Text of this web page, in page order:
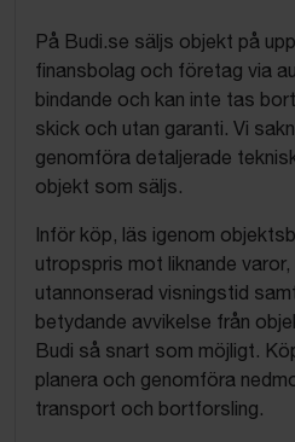
På Budi.se säljs objekt på
finansbolag och företag via
bindande och kan inte tas
skick och utan garanti. Vi
genomföra detaljerade
objekt som säljs.
Inför köp, läs igenom
utropspris mot liknande
utannonserad visningstid
betydande avvikelse från
Budi så snart som möjligt.
planera och genomföra
transport och bortforsling.